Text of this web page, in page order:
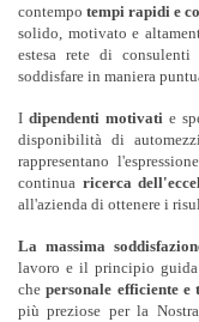
contempo tempi rapidi e
solido, motivato e
estesa rete di
soddisfare in maniera
Idipendenti motivati e
disponibilità di
rappresentano
continua ricerca
all'azienda di ottenere i
La massima
lavoro e il principio guida
chepersonale efficiente e
più preziose per la